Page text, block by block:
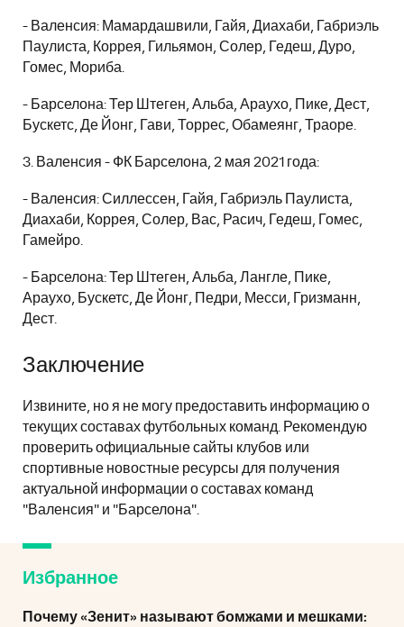
- Валенсия: Мамардашвили, Гайя, Диахаби, Габриэль
Паулиста, Коррея, Гильямон, Солер, Гедеш, Дуро,
Гомес, Мориба.
- Барселона: Тер Штеген, Альба, Араухо, Пике, Дест,
Бускетс, Де Йонг, Гави, Торрес, Обамеянг, Траоре.
3. Валенсия - ФК Барселона, 2 мая 2021 года:
- Валенсия: Силлессен, Гайя, Габриэль Паулиста,
Диахаби, Коррея, Солер, Вас, Расич, Гедеш, Гомес,
Гамейро.
- Барселона: Тер Штеген, Альба, Лангле, Пике,
Араухо, Бускетс, Де Йонг, Педри, Месси, Гризманн,
Дест.
Заключение
Извините, но я не могу предоставить информацию о
текущих составах футбольных команд. Рекомендую
проверить официальные сайты клубов или
спортивные новостные ресурсы для получения
актуальной информации о составах команд
"Валенсия" и "Барселона".
Избранное
Почему «Зенит» называют бомжами и мешками: